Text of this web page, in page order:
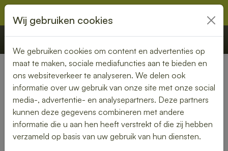
€ 0,00 Offerte Bestellen
Nederland»Overijssel» Kampen
Lunch bezorgen in Kampen –
smaakvol en gemakkelijk
Wij gebruiken cookies
We gebruiken cookies om content en advertenties op
maat te maken, sociale mediafuncties aan te bieden en
ons websiteverkeer te analyseren. We delen ook
informatie over uw gebruik van onze site met onze social
media-, advertentie- en analysepartners. Deze partners
kunnen deze gegevens combineren met andere
informatie die u aan hen heeft verstrekt of die zij hebben
verzameld op basis van uw gebruik van hun diensten.